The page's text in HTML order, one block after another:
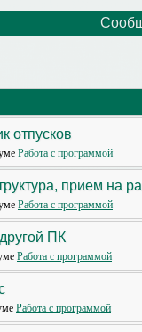
отпусков
Работа с программой
прием на
Работа с программой
ПК
Работа с программой
Работа с программой